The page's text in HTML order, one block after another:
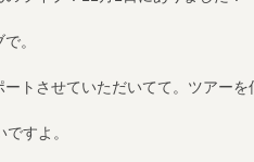
。
トさせていただいてて。ツアーを
すよ。